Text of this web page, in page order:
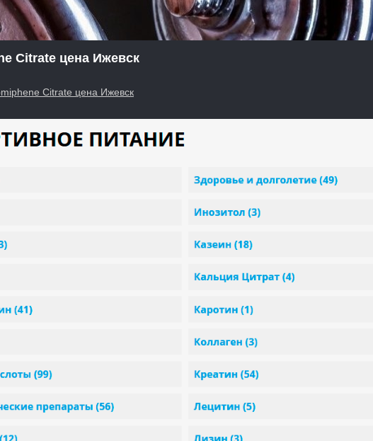
Citrate цена Ижевск
Citrate цена Ижевск